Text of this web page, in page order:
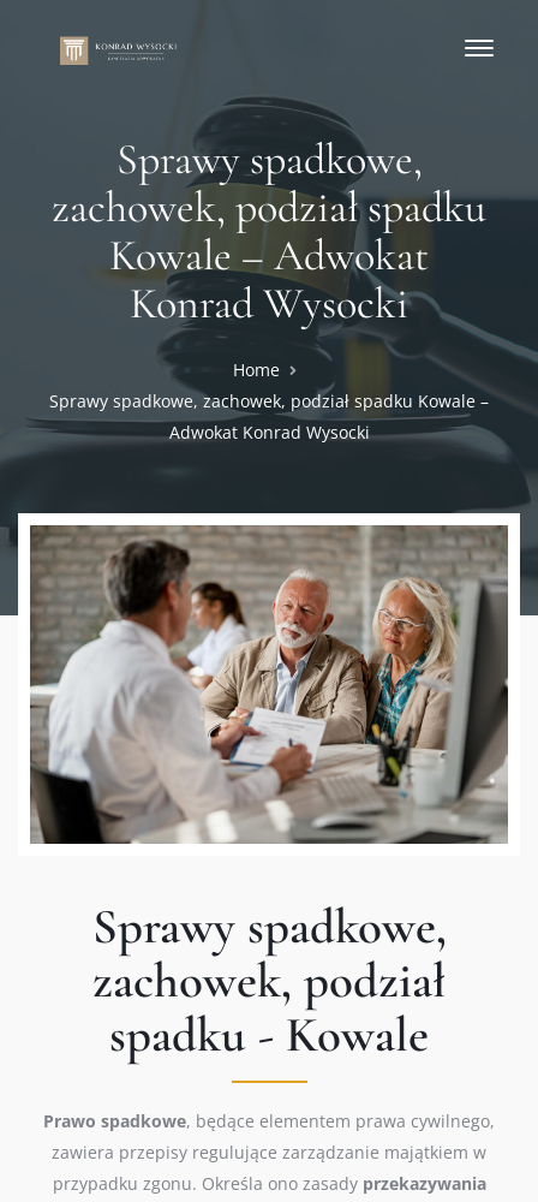
Sprawy spadkowe,
zachowek, podział spadku
Kowale – Adwokat
Konrad Wysocki
Home
Sprawy spadkowe, zachowek, podział spadku Kowale –
Adwokat Konrad Wysocki
Sprawy spadkowe,
zachowek, podział
spadku - Kowale
Prawo spadkowe, będące elementem prawa cywilnego,
zawiera przepisy regulujące zarządzanie majątkiem w
przypadku zgonu. Określa ono zasady przekazywania